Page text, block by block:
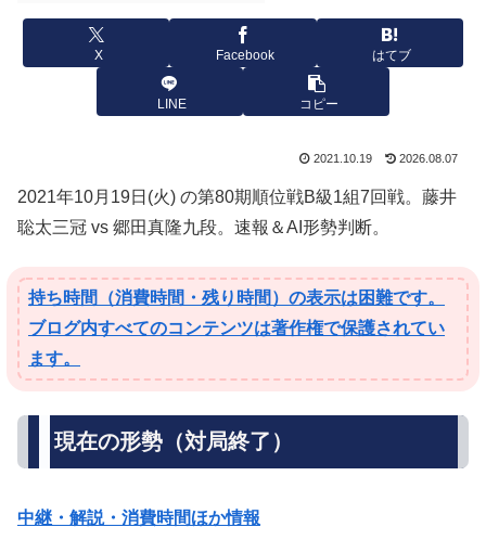
X Facebook はてブ
LINE コピー
2021.10.19 2026.08.07
2021年10月19日(火) の第80期順位戦B級1組7回戦。藤井
聡太三冠 vs 郷田真隆九段。速報＆AI形勢判断。
持ち時間（消費時間・残り時間）の表示は困難です。
ブログ内すべてのコンテンツは著作権で保護されてい
ます。
現在の形勢（対局終了）
中継・解説・消費時間ほか情報